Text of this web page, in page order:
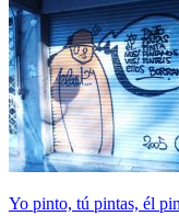
Yo pinto, tú pintas, él